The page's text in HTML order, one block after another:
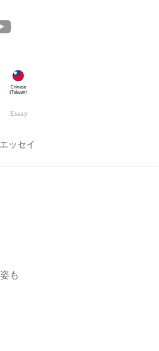
Essay
エッセイ
も